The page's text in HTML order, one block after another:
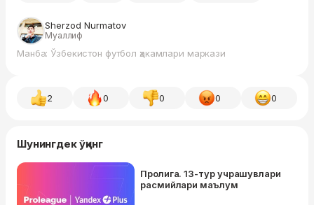
Sherzod Nurmatov
Муаллиф
Манба: Ўзбекистон футбол ҳакамлари маркази
2 0 0 0 0
Шунингдек ўқинг
Пролига. 13-тур учрашувлари
расмийлари маълум